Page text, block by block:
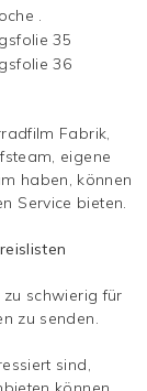
.
Fabrik,
eigene
haben, können
Service bieten.
schwierig für
zu senden.
sind,